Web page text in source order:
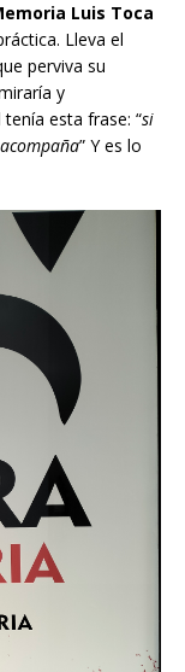
Luis Toca
Lleva el
perviva su
y
esta frase: “si
” Y es lo